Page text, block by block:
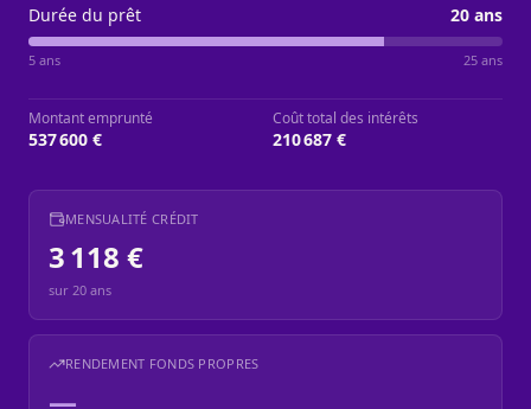
Durée du prêt 20 ans
5 ans 25 ans
Montant emprunté
537 600 €
Coût total des intérêts
210 687 €
MENSUALITÉ CRÉDIT
3 118 €
sur 20 ans
RENDEMENT FONDS PROPRES